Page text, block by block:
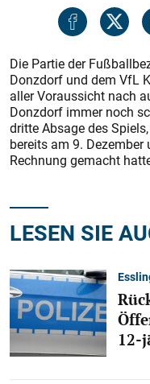
Die Partie der
Donzdorf und dem VfL
aller Voraussicht nach
Donzdorf immer noch
dritte Absage des
bereits am 9.
Rechnung gemacht
LESEN SIE
12-